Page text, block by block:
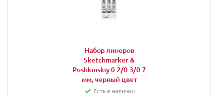
Набор линеров
Sketchmarker &
Pushkinskiy 0.2/0.3/0.7
мм, черный цвет
Есть в наличии